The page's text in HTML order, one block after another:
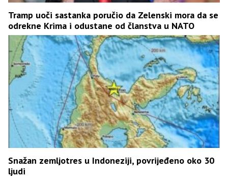
Tramp uoči sastanka poručio da Zelenski mora da se
odrekne Krima i odustane od članstva u NATO
Snažan zemljotres u Indoneziji, povrijeđeno oko 30
ljudi